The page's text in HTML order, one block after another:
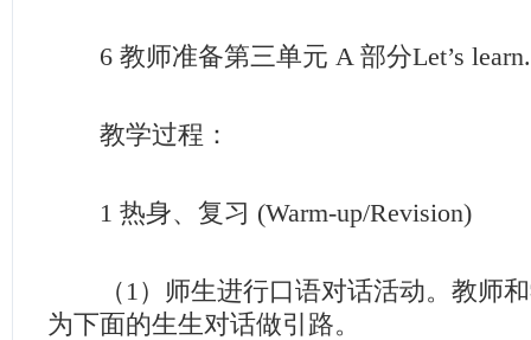
6 教师准备第三单元 A 部分Let’s
教学过程：
1 热身、复习 (Warm-up/Revision)
（1）师生进行口语对话活动。教师和
为下面的生生对话做引路。